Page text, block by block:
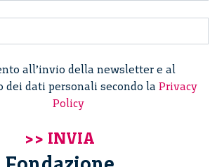
all’invio della newsletter e al
dati personali secondo la Privacy
Policy